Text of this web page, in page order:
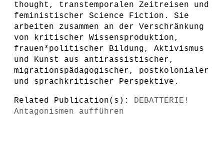
thought, transtemporalen Zeitreisen und
feministischer Science Fiction. Sie
arbeiten zusammen an der Verschränkung
von kritischer Wissensproduktion,
frauen*politischer Bildung, Aktivismus
und Kunst aus antirassistischer,
migrationspädagogischer, postkolonialer
und sprachkritischer Perspektive.
Related Publication(s): DEBATTERIE!
Antagonismen aufführen